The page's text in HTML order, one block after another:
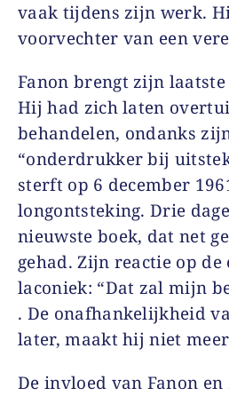
vaak tijdens zijn werk.
voorvechter van een
Fanon brengt zijn
Hij had zich laten
behandelen, ondanks
“onderdrukker bij
sterft op 6 december
longontsteking. Drie
nieuwste boek, dat net
gehad. Zijn reactie op
laconiek: “Dat zal mijn
. De onafhankelijkheid
later, maakt hij niet
De invloed van Fanon